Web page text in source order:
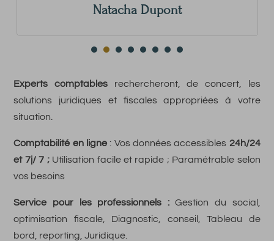
Natacha Dupont
Experts comptables rechercheront, de concert, les
solutions juridiques et fiscales appropriées à votre
situation.
Comptabilité en ligne : Vos données accessibles 24h/24
et 7j/ 7 ; Utilisation facile et rapide ; Paramétrable selon
vos besoins
Service pour les professionnels :Gestion du social,
optimisation fiscale, Diagnostic, conseil, Tableau de
bord, reporting, Juridique.